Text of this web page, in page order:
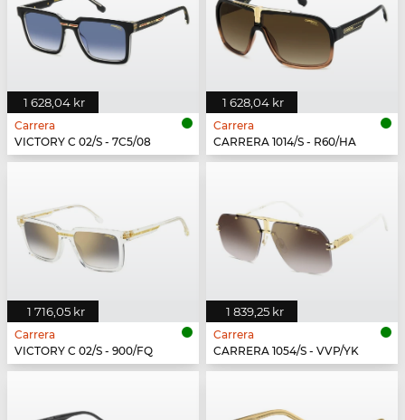
1 628,04 kr
Carrera
VICTORY C 02/S - 7C5/08
1 628,04 kr
Carrera
CARRERA 1014/S - R60/HA
1 716,05 kr
Carrera
VICTORY C 02/S - 900/FQ
1 839,25 kr
Carrera
CARRERA 1054/S - VVP/YK